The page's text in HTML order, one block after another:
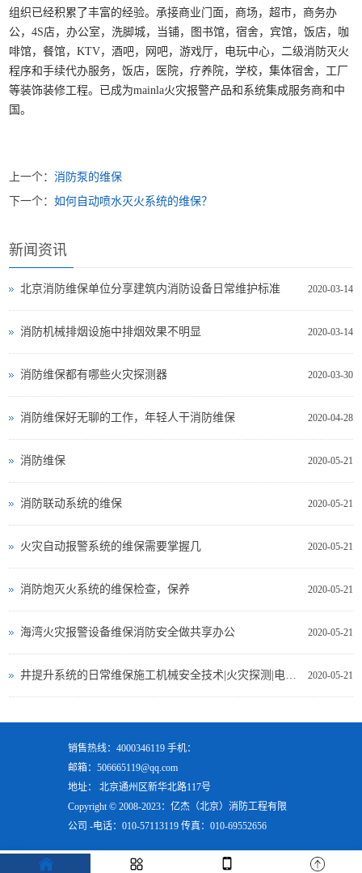
组织已经积累了丰富的经验。承接商业门面，商场，超市，商务办
公，4S店，办公室，洗脚城，当铺，图书馆，宿舍，宾馆，饭店，咖
啡馆，餐馆，KTV，酒吧，网吧，游戏厅，电玩中心，二级消防灭火
程序和手续代办服务，饭店，医院，疗养院，学校，集体宿舍，工厂
等装饰装修工程。已成为mainla火灾报警产品和系统集成服务商和中
国。
上一个：消防泵的维保
下一个：如何自动喷水灭火系统的维保？
新闻资讯
2020-03-14
北京消防维保单位分享建筑内消防设备日常维护标准
2020-03-14
消防机械排烟设施中排烟效果不明显
2020-03-30
消防维保都有哪些火灾探测器
2020-04-28
消防维保好无聊的工作，年轻人干消防维保
2020-05-21
消防维保
2020-05-21
消防联动系统的维保
2020-05-21
火灾自动报警系统的维保需要掌握几
2020-05-21
消防炮灭火系统的维保检查，保养
2020-05-21
海湾火灾报警设备维保消防安全做共享办公
2020-05-21
井提升系统的日常维保施工机械安全技术|火灾探测|电气测试
销售热线：4000346119 手机：
邮箱：506665119@qq.com
地址： 北京通州区新华北路117号
Copyright © 2008-2023：亿杰（北京）消防工程有限
公司 -电话：010-57113119 传真：010-69552656